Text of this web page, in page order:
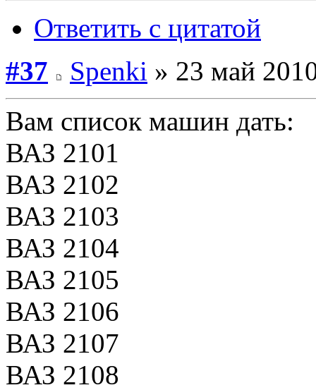
Ответить с цитатой
#37
Spenki » 23 май
Вам список машин дать:
ВАЗ 2101
ВАЗ 2102
ВАЗ 2103
ВАЗ 2104
ВАЗ 2105
ВАЗ 2106
ВАЗ 2107
ВАЗ 2108